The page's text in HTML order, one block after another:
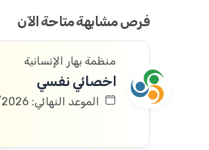
فرص مشابهة متاحة الآن
منظمة بهار الإنسانية
اخصائي نفسي
الموعد النهائي: 17/08/2026